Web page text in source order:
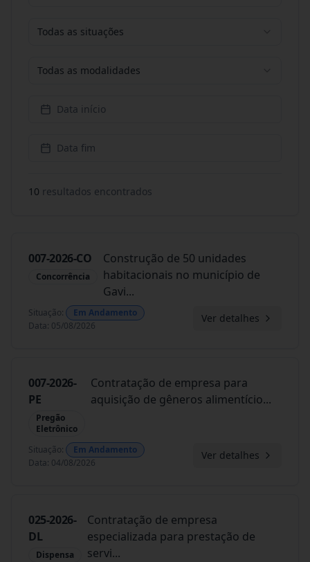
Todas as situações
Todas as modalidades
Data início
Data fim
10 resultados encontrados
007-2026-CO
Concorrência
Construção de 50 unidades
habitacionais no município de
Gavi...
Situação:
Em Andamento
Data: 05/08/2026
Ver detalhes
007-2026-
PE
Pregão
Eletrônico
Contratação de empresa para
aquisição de gêneros alimentício...
Situação:
Em Andamento
Data: 04/08/2026
Ver detalhes
025-2026-
DL
Dispensa
Contratação de empresa
especializada para prestação de
servi...